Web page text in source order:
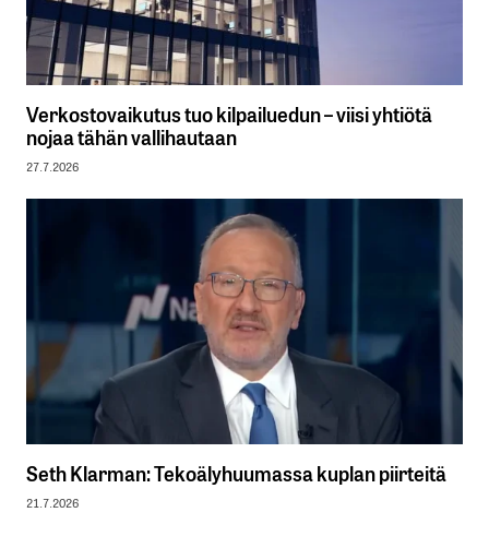
Verkostovaikutus tuo kilpailuedun – viisi yhtiötä
nojaa tähän vallihautaan
27.7.2026
Seth Klarman: Tekoälyhuumassa kuplan piirteitä
21.7.2026